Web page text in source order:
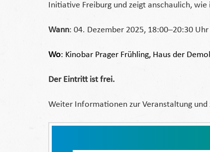
Initiative Freiburg und zeigt anschaulich,
Wann: 04. Dezember 2025, 18:00–20:30 Uhr
Wo: Kinobar Prager Frühling, Haus der
Der Eintritt ist frei.
Weiter Informationen zur Veranstaltung und